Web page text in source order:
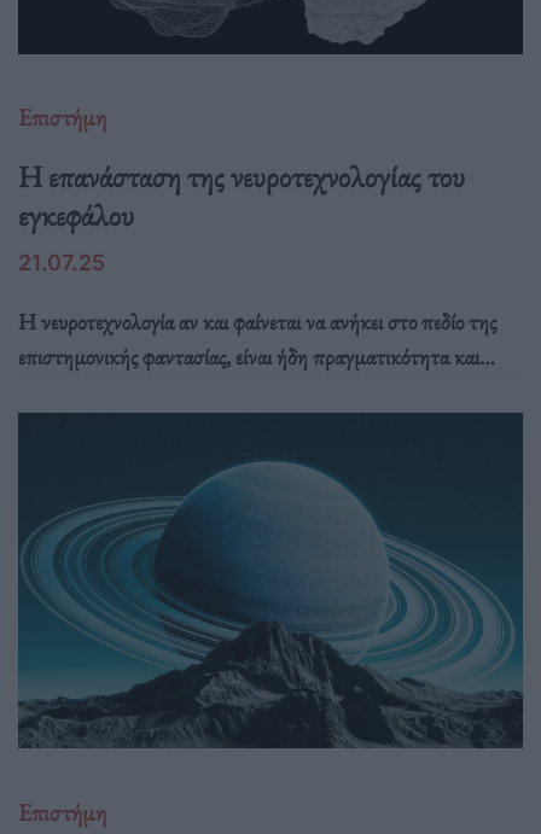
Επιστήμη
Η επανάσταση της νευροτεχνολογίας του
εγκεφάλου
21.07.25
Η νευροτεχνολογία αν και φαίνεται να ανήκει στο πεδίο της
επιστημονικής φαντασίας, είναι ήδη πραγματικότητα και
Επιστήμη